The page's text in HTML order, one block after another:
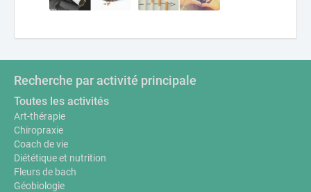
Recherche par activité principale
Toutes les activités
Art-thérapie
Chiropraxie
Coach de vie
Diététique et nutrition
Fleurs de bach
Géobiologie